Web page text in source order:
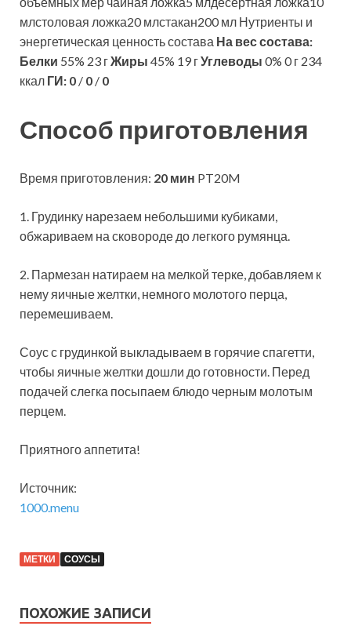
млстоловая ложка20 млстакан200 мл Нутриенты и
энергетическая ценность состава На вес состава:
Белки 55% 23 гЖиры 45% 19 гУглеводы 0% 0 г 234
ккал ГИ: 0 / 0 / 0
Способ приготовления
Время приготовления: 20 мин PT20M
1. Грудинку нарезаем небольшими кубиками,
обжариваем на сковороде до легкого румянца.
2. Пармезан натираем на мелкой терке, добавляем к
нему яичные желтки, немного молотого перца,
перемешиваем.
Соус с грудинкой выкладываем в горячие спагетти,
чтобы яичные желтки дошли до готовности. Перед
подачей слегка посыпаем блюдо черным молотым
перцем.
Приятного аппетита!
Источник:
1000.menu
МЕТКИ СОУСЫ
ПОХОЖИЕ ЗАПИСИ